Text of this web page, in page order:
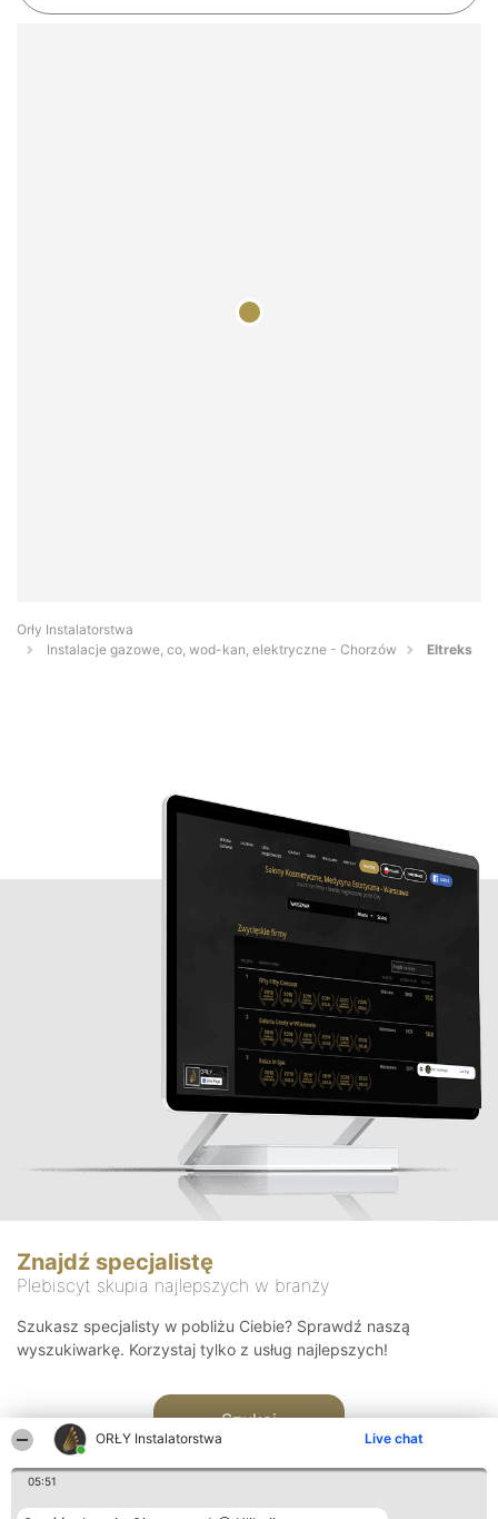
ORŁY Instalatorstwa Live chat
05:51
Orły Instalatorstwa
Instalacje gazowe, co, wod-kan, elektryczne - Chorzów
Eltreks
Znajdź specjalistę
Plebiscyt skupia najlepszych w branży
Szukasz specjalisty w pobliżu Ciebie? Sprawdź naszą
wyszukiwarkę. Korzystaj tylko z usług najlepszych!
Szukaj